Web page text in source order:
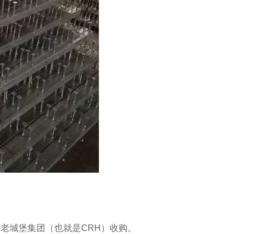
川电动开启窗
城堡集团（也就是CRH）收购。